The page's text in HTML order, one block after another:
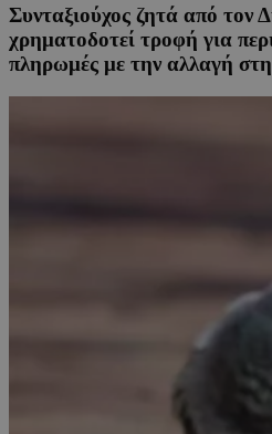
Συνταξιούχος ζητά από τον
χρηματοδοτεί τροφή για
πληρωμές με την αλλαγή